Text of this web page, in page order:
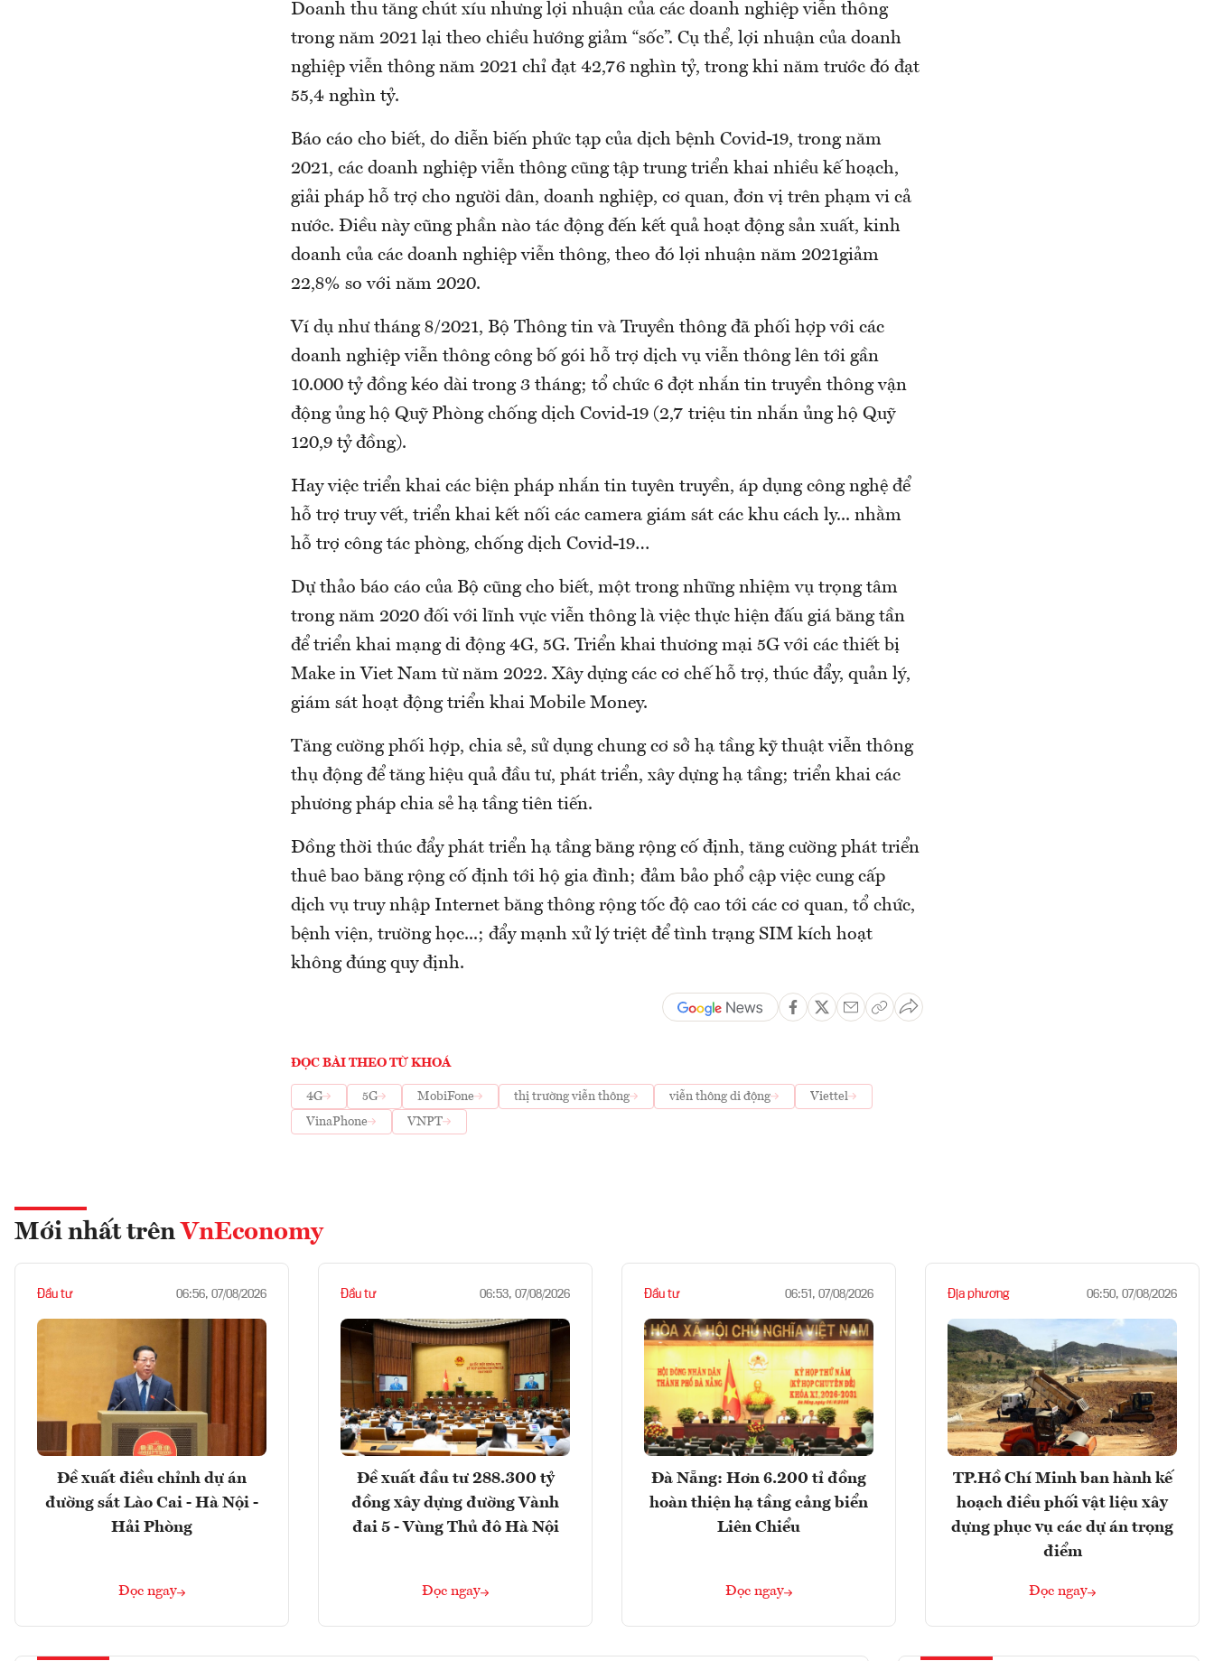
Doanh thu tăng chút xíu nhưng lợi nhuận của các doanh nghiệp viễn thông
trong năm 2021 lại theo chiều hướng giảm “sốc”. Cụ thể, lợi nhuận của doanh
nghiệp viễn thông năm 2021 chỉ đạt 42,76 nghìn tỷ, trong khi năm trước đó đạt
55,4 nghìn tỷ.
Báo cáo cho biết, do diễn biến phức tạp của dịch bệnh Covid-19, trong năm
2021, các doanh nghiệp viễn thông cũng tập trung triển khai nhiều kế hoạch,
giải pháp hỗ trợ cho người dân, doanh nghiệp, cơ quan, đơn vị trên phạm vi cả
nước. Điều này cũng phần nào tác động đến kết quả hoạt động sản xuất, kinh
doanh của các doanh nghiệp viễn thông, theo đó lợi nhuận năm 2021giảm
22,8% so với năm 2020.
Ví dụ như tháng 8/2021, Bộ Thông tin và Truyền thông đã phối hợp với các
doanh nghiệp viễn thông công bố gói hỗ trợ dịch vụ viễn thông lên tới gần
10.000 tỷ đồng kéo dài trong 3 tháng; tổ chức 6 đợt nhắn tin truyền thông vận
động ủng hộ Quỹ Phòng chống dịch Covid-19 (2,7 triệu tin nhắn ủng hộ Quỹ
120,9 tỷ đồng).
Hay việc triển khai các biện pháp nhắn tin tuyên truyền, áp dụng công nghệ để
hỗ trợ truy vết, triển khai kết nối các camera giám sát các khu cách ly... nhằm
hỗ trợ công tác phòng, chống dịch Covid-19…
Dự thảo báo cáo của Bộ cũng cho biết, một trong những nhiệm vụ trọng tâm
trong năm 2020 đối với lĩnh vực viễn thông là việc thực hiện đấu giá băng tần
để triển khai mạng di động 4G, 5G. Triển khai thương mại 5G với các thiết bị
Make in Viet Nam từ năm 2022. Xây dựng các cơ chế hỗ trợ, thúc đẩy, quản lý,
giám sát hoạt động triển khai Mobile Money.
Tăng cường phối hợp, chia sẻ, sử dụng chung cơ sở hạ tầng kỹ thuật viễn thông
thụ động để tăng hiệu quả đầu tư, phát triển, xây dựng hạ tầng; triển khai các
phương pháp chia sẻ hạ tầng tiên tiến.
Đồng thời thúc đẩy phát triển hạ tầng băng rộng cố định, tăng cường phát triển
thuê bao băng rộng cố định tới hộ gia đình; đảm bảo phổ cập việc cung cấp
dịch vụ truy nhập Internet băng thông rộng tốc độ cao tới các cơ quan, tổ chức,
bệnh viện, trường học...; đẩy mạnh xử lý triệt để tình trạng SIM kích hoạt
không đúng quy định.
ĐỌC BÀI THEO TỪ KHOÁ
4G 5G MobiFone thị trường viễn thông viễn thông di động
Viettel
VinaPhone
VNPT
Mới nhất trên VnEconomy
Đầu tư 06:56, 07/08/2026
Đề xuất điều chỉnh dự án
đường sắt Lào Cai - Hà Nội -
Hải Phòng
Đọc ngay
Đầu tư 06:53, 07/08/2026
Đề xuất đầu tư 288.300 tỷ
đồng xây dựng đường Vành
đai 5 - Vùng Thủ đô Hà Nội
Đọc ngay
Đầu tư 06:51, 07/08/2026
Đà Nẵng: Hơn 6.200 tỉ đồng
hoàn thiện hạ tầng cảng biển
Liên Chiểu
Đọc ngay
Địa phương 06:50, 07/08/2026
TP.Hồ Chí Minh ban hành kế
hoạch điều phối vật liệu xây
dựng phục vụ các dự án trọng
điểm
Đọc ngay